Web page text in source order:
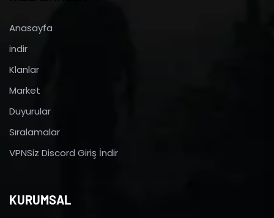
Anasayfa
indir
Klanlar
Market
Duyurular
Sıralamalar
VPNSiz Discord Giriş İndir
KURUMSAL